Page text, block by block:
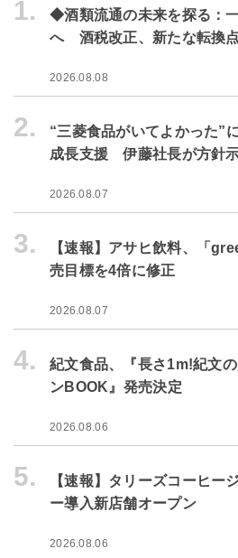
1.
◆酒類流通の未来を探る：
へ 酒税改正、新たな転換
2026.08.08
2.
“三菱食品がいてよかった
成長支援 伊藤社長が方針
2026.08.07
3.
【速報】アサヒ飲料、「
売目標を4倍に修正
2026.08.07
4.
紀文食品、『長さ1m!紀文
ンBOOK』発売決定
2026.08.06
5.
【速報】タリーズコーヒー
ー導入新店舗オープン
2026.08.06